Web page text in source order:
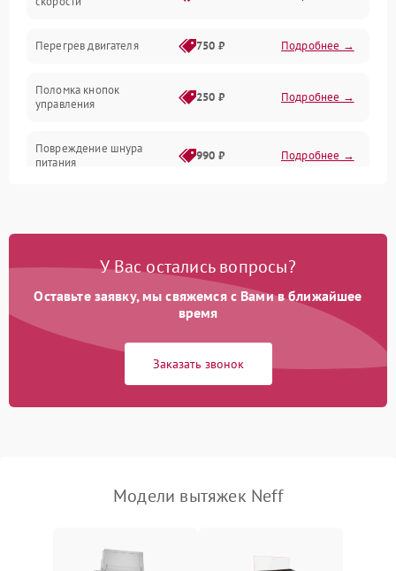
Перегрев двигателя 750 ₽ Подробнее →
Поломка кнопок
управления
250 ₽ Подробнее →
Повреждение шнура
питания
990 ₽ Подробнее →
Не ключается вытяжка 550 ₽ Подробнее →
конденсатора
1000 ₽ Подробнее →
1000 ₽ Подробнее →
У Вас остались вопросы?
Оставьте заявку, мы свяжемся с Вами в ближайшее
время
Заказать звонок
Модели вытяжек Neff